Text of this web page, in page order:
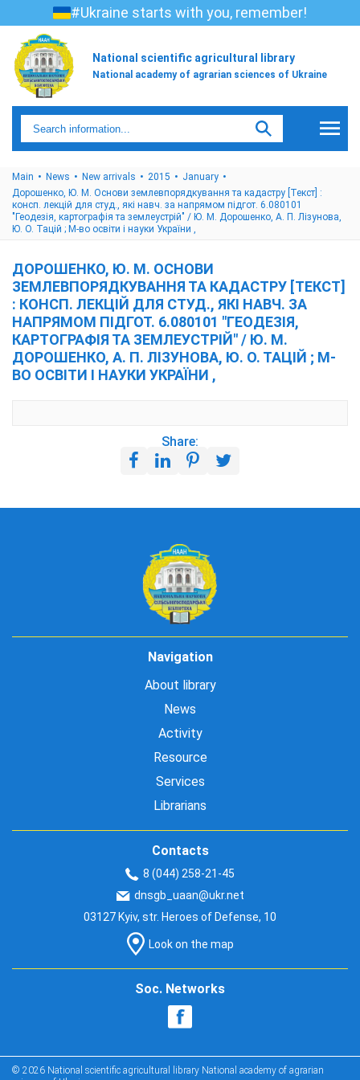
#Ukraine starts with you, remember!
National scientific agricultural library
National academy of agrarian sciences of Ukraine
Main News New arrivals 2015
January
Дорошенко, Ю. М. Основи землевпорядкування та кадастру [Текст] :
консп. лекцій для студ., які навч. за напрямом підгот. 6.080101
"Геодезія, картографія та землеустрій" / Ю. М. Дорошенко, А. П. Лізунова,
Ю. О. Тацій ; М-во освіти і науки України ,
ДОРОШЕНКО, Ю. М. ОСНОВИ
ЗЕМЛЕВПОРЯДКУВАННЯ ТА КАДАСТРУ [ТЕКСТ]
: КОНСП. ЛЕКЦІЙ ДЛЯ СТУД., ЯКІ НАВЧ. ЗА
НАПРЯМОМ ПІДГОТ. 6.080101 "ГЕОДЕЗІЯ,
КАРТОГРАФІЯ ТА ЗЕМЛЕУСТРІЙ" / Ю. М.
ДОРОШЕНКО, А. П. ЛІЗУНОВА, Ю. О. ТАЦІЙ ; М-
ВО ОСВІТИ І НАУКИ УКРАЇНИ ,
Share:
Navigation
About library
News
Activity
Resource
Services
Librarians
Contacts
8 (044) 258-21-45
dnsgb_uaan@ukr.net
03127 Kyiv, str. Heroes of Defense, 10
Look on the map
Soc. Networks
© 2026 National scientific agricultural library National academy of agrarian